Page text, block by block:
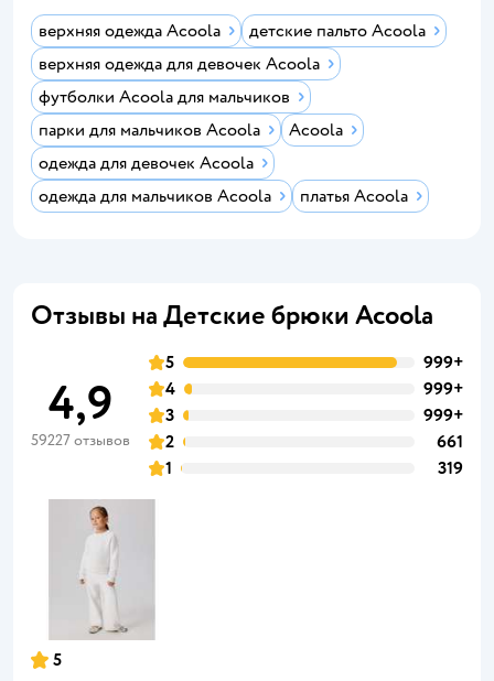
верхняя одежда Acoola
детские пальто Acoola
верхняя одежда для девочек Acoola
футболки Acoola для мальчиков
парки для мальчиков Acoola
Acoola
одежда для девочек Acoola
одежда для мальчиков Acoola
платья Acoola
Отзывы на Детские брюки Acoola
4,9
59227 отзывов
5
999+
4
999+
3
999+
2
661
1
319
5